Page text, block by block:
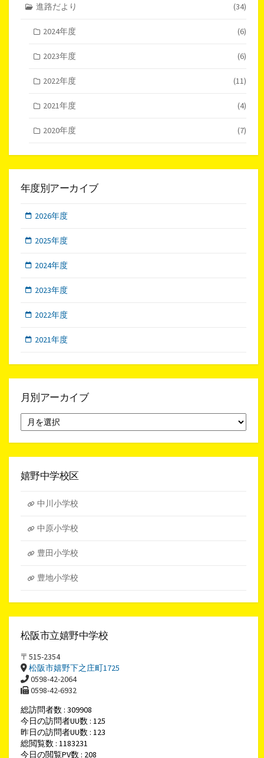
進路だより (34)
2024年度 (6)
2023年度 (6)
2022年度 (11)
2021年度 (4)
2020年度 (7)
年度別アーカイブ
2026年度
2025年度
2024年度
2023年度
2022年度
2021年度
月別アーカイブ
別
ア
イ
嬉野中学校区
中川小学校
中原小学校
豊田小学校
豊地小学校
松阪市立嬉野中学校
〒515-2354
松阪市嬉野下之庄町1725
0598-42-2064
0598-42-6932
総訪問者数 : 309908
今日の訪問者UU数 : 125
昨日の訪問者UU数 : 123
総閲覧数 : 1183231
今日の閲覧PV数 : 208